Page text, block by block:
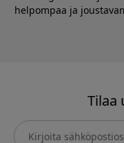
helpompaa ja
Tilaa